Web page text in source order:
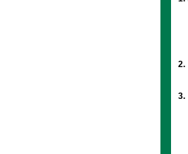
2.
3.